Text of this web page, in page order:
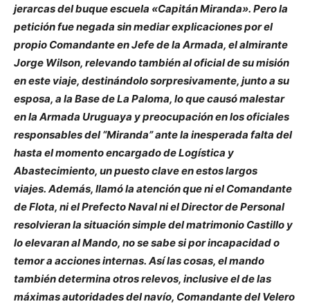
jerarcas del buque escuela «Capitán Miranda». Pero la
petición fue negada sin mediar explicaciones por el
propio Comandante en Jefe de la Armada, el almirante
Jorge Wilson, relevando también al oficial de su misión
en este viaje, destinándolo sorpresivamente, junto a su
esposa, a la Base de La Paloma, lo que causó malestar
en la Armada Uruguaya y preocupación en los oficiales
responsables del “Miranda” ante la inesperada falta del
hasta el momento encargado de Logística y
Abastecimiento, un puesto clave en estos largos
viajes. Además, llamó la atención que ni el Comandante
de Flota, ni el Prefecto Naval ni el Director de Personal
resolvieran la situación simple del matrimonio Castillo y
lo elevaran al Mando, no se sabe si por incapacidad o
temor a acciones internas. Así las cosas, el mando
también determina otros relevos, inclusive el de las
máximas autoridades del navío, Comandante del Velero